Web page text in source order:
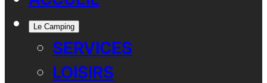
Le Camping
SERVICES
LOISIRS